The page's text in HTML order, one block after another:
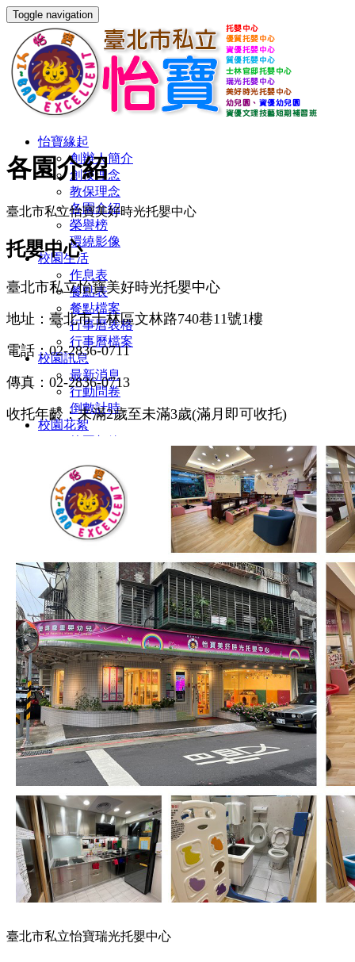
Toggle navigation
怡寶緣起
創辦人簡介
創校理念
教保理念
各園介紹
榮譽榜
環繞影像
校園生活
作息表
餐點表
餐點檔案
行事曆表格
行事曆檔案
校園訊息
最新消息
行動問卷
倒數計時
校園花絮
活動影片
聯絡我們
校園資料
好站報報
好站報報
社區環境
各園介紹
臺北市私立怡寶美好時光托嬰中心
托嬰中心
臺北市私立怡寶美好時光托嬰中心
地址：臺北市士林區文林路740巷11號1樓
電話：02-2836-0711
傳真：02-2836-0713
收托年齡：未滿2歲至未滿3歲(滿月即可收托)
臺北市私立怡寶瑞光托嬰中心